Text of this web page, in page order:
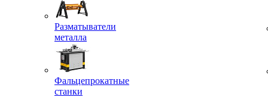
Разматыватели
металла
Фальцепрокатные
станки